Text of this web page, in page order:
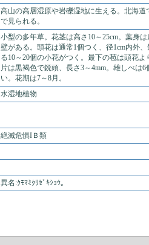
高山の高層湿原や岩礫湿地に生える。北海道
で見られる。
小型の多年草。花茎は高さ10～25cm。葉身
壁がある。頭花は通常1個つく、径1cm内外
る10～20個の小花がつく。最下の苞は頭花よ
片は黒褐色で鋭頭、長さ3～4mm。雄しべは6
い。花期は7～8月。
水湿地植物
絶滅危惧IＢ類
異名:ｸﾓﾏﾐｸﾘｾﾞｷｼｮｳ。